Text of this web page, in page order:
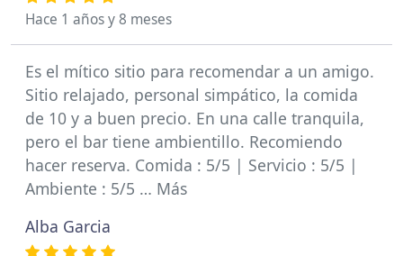
Hace 1 años y 8 meses
Es el mítico sitio para recomendar a un amigo.
Sitio relajado, personal simpático, la comida
de 10 y a buen precio. En una calle tranquila,
pero el bar tiene ambientillo. Recomiendo
hacer reserva. Comida : 5/5 | Servicio : 5/5 |
Ambiente : 5/5 … Más
Alba Garcia